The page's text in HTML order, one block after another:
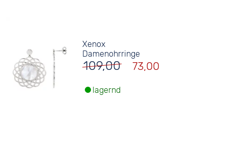
Xenox
Damenohrringe
109,00 73,00
lagernd